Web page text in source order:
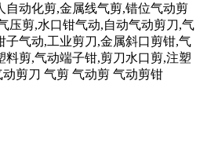
自动化剪,金属线气剪,错位气动剪
压剪,水口钳气动,自动气动剪刀,气
子气动,工业剪刀,金属斜口剪钳,气
料剪,气动端子钳,剪刀水口剪,注塑
剪刀 气剪 气动剪 气动剪钳